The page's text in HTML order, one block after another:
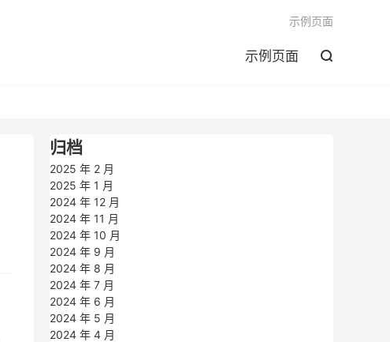
示例页面 
示例页面
归档
2025 年 2 月
2025 年 1 月
2024 年 12 月
2024 年 11 月
2024 年 10 月
2024 年 9 月
2024 年 8 月
2024 年 7 月
2024 年 6 月
2024 年 5 月
2024 年 4 月